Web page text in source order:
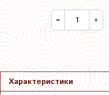
Характеристики